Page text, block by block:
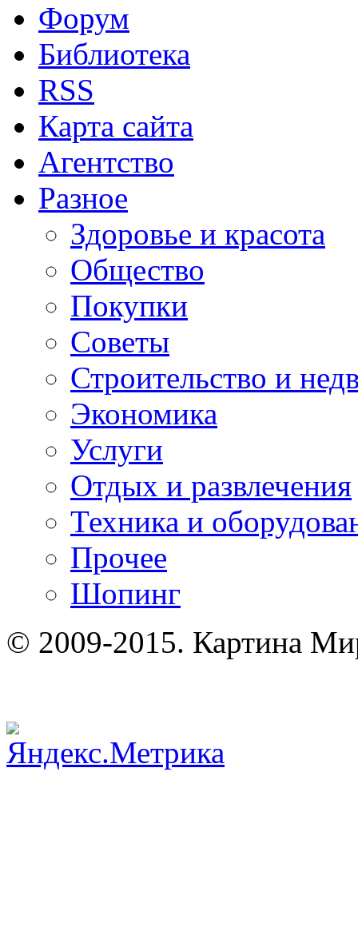
Форум
Библиотека
RSS
Карта сайта
Агентство
Разное
Здоровье и красота
Общество
Покупки
Советы
Строительство и
Экономика
Услуги
Отдых и развлечения
Техника и
Прочее
Шопинг
© 2009-2015. Картина